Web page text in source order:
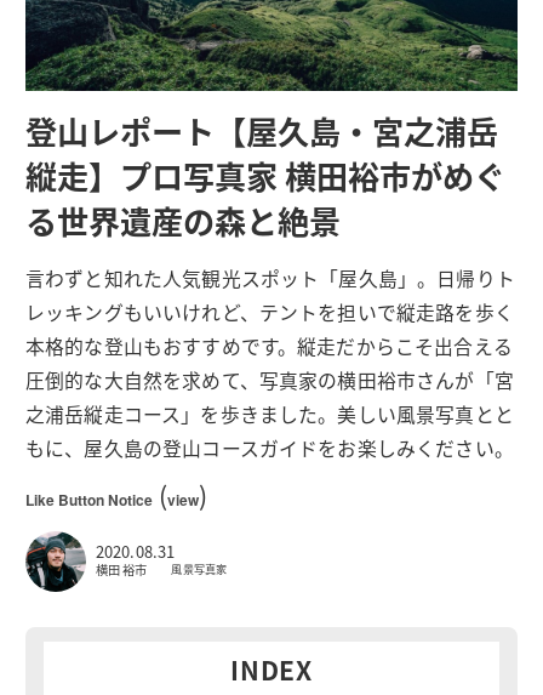
登山レポート【屋久島・宮之浦岳
縦走】プロ写真家 横田裕市がめぐ
る世界遺産の森と絶景
言わずと知れた人気観光スポット「屋久島」。日帰りト
レッキングもいいけれど、テントを担いで縦走路を歩く
本格的な登山もおすすめです。縦走だからこそ出合える
圧倒的な大自然を求めて、写真家の横田裕市さんが「宮
之浦岳縦走コース」を歩きました。美しい風景写真とと
もに、屋久島の登山コースガイドをお楽しみください。
Like Button Notice(view)
2020.08.31
横田 裕市 風景写真家
INDEX